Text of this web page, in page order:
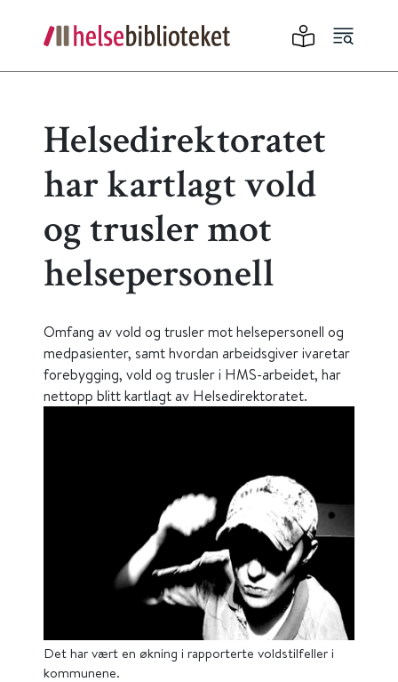
Helsedirektoratet
har kartlagt vold
og trusler mot
helsepersonell
Omfang av vold og trusler mot helsepersonell og
medpasienter, samt hvordan arbeidsgiver ivaretar
forebygging, vold og trusler i HMS-arbeidet, har
nettopp blitt kartlagt av Helsedirektoratet.
Det har vært en økning i rapporterte voldstilfeller i
kommunene.